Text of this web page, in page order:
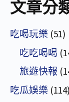
文章分
吃喝玩樂 (51)
吃吃喝喝
旅遊快報
吃瓜娛樂 (114)